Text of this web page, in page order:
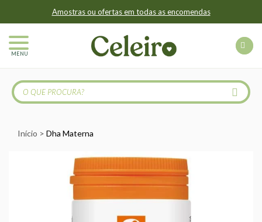
Amostras ou ofertas em todas as encomendas
MENU
Início Dha Materna